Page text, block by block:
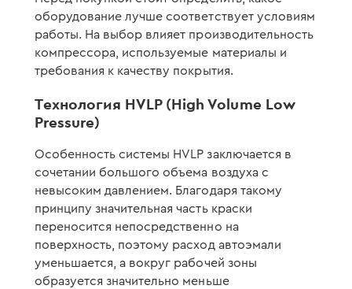
оборудование лучше соответствует условиям
работы. На выбор влияет производительность
компрессора, используемые материалы и
требования к качеству покрытия.
Технология HVLP (High Volume Low
Pressure)
Особенность системы HVLP заключается в
сочетании большого объема воздуха с
невысоким давлением. Благодаря такому
принципу значительная часть краски
переносится непосредственно на
поверхность, поэтому расход автоэмали
уменьшается, а вокруг рабочей зоны
образуется значительно меньше